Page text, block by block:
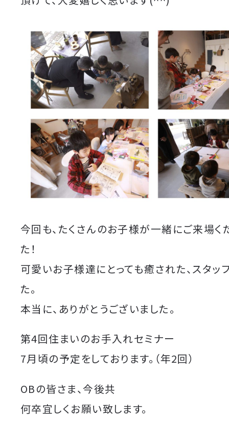
今回も、たくさんのお子様が一緒にご来場く
た！
可愛いお子様達にとっても癒された、スタッ
た。
本当に、ありがとうございました。
第4回住まいのお手入れセミナー
7月頃の予定をしております。（年2回）
OBの皆さま、今後共
何卒宜しくお願い致します。